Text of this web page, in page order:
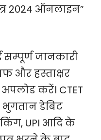
2024 ऑनलाइन”
जानकारी
और हस्ताक्षर
करें। CTET
डेबिट
UPI आदि के